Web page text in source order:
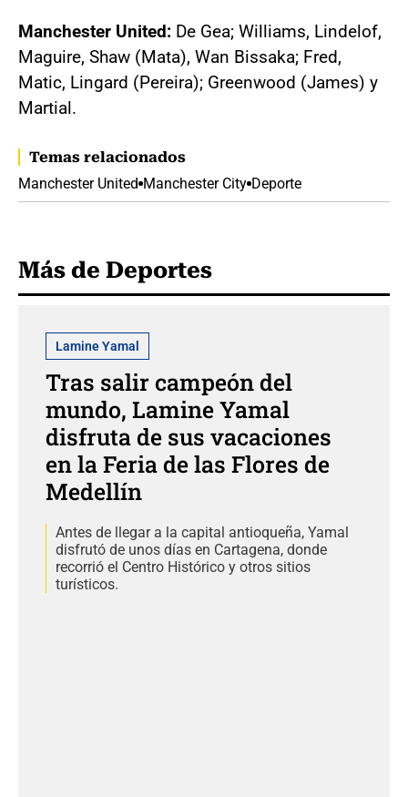
Manchester United: De Gea; Williams, Lindelof,
Maguire, Shaw (Mata), Wan Bissaka; Fred,
Matic, Lingard (Pereira); Greenwood (James) y
Martial.
Temas relacionados
Manchester United Manchester City Deporte
Más de Deportes
Lamine Yamal
Tras salir campeón del
mundo, Lamine Yamal
disfruta de sus vacaciones
en la Feria de las Flores de
Medellín
Antes de llegar a la capital antioqueña, Yamal
disfrutó de unos días en Cartagena, donde
recorrió el Centro Histórico y otros sitios
turísticos.